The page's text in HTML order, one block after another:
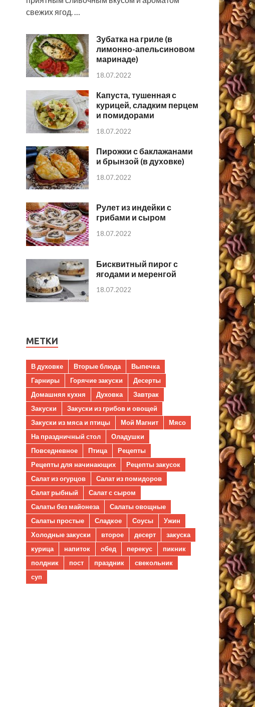
свежих ягод. …
Зубатка на гриле (в
лимонно-апельсиновом
маринаде)
18.07.2022
Капуста, тушенная с
курицей, сладким перцем
и помидорами
18.07.2022
Пирожки с баклажанами
и брынзой (в духовке)
18.07.2022
Рулет из индейки с
грибами и сыром
18.07.2022
Бисквитный пирог с
ягодами и меренгой
18.07.2022
МЕТКИ
В духовке Вторые блюда
Выпечка
Гарниры
Горячие закуски
Десерты
Домашняя кухня
Духовка
Завтрак
Закуски
Закуски из грибов и овощей
Закуски из мяса и птицы
Мой Магнит
Мясо
На праздничный стол
Оладушки
Повседневное
Птица
Рецепты
Рецепты для начинающих
Рецепты закусок
Салат из огурцов
Салат из помидоров
Салат рыбный
Салат с сыром
Салаты без майонеза
Салаты овощные
Салаты простые
Сладкое Соусы
Ужин
Холодные закуски
второе десерт
закуска
курица
напиток обед перекус
пикник
полдник
пост праздник
свекольник
суп